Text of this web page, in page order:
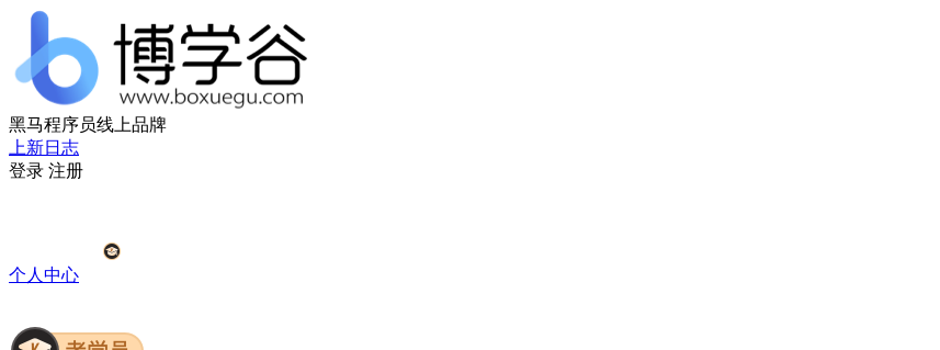
黑马程序员线上品牌
上新日志
登录 注册
个人中心